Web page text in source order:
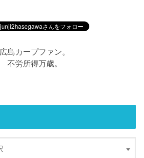
広島カープファン。
不労所得万歳。